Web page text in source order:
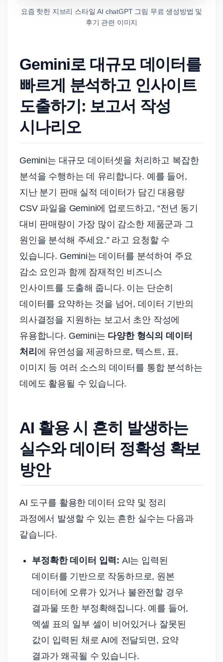
요즘 핫한 지브리 스타일 AI chatGPT 그림 무료 생성방법 및
후기 관련 이미지
Gemini로 대규모 데이터를
빠르게 분석하고 인사이트
도출하기: 보고서 작성
시나리오
Gemini는 대규모 데이터셋을 처리하고 복잡한
분석을 수행하는 데 유리합니다. 예를 들어,
지난 분기 판매 실적 데이터가 담긴 대용량
CSV 파일을 Gemini에 업로드하고, “전년 동기
대비 판매량이 가장 많이 감소한 제품군과 그
원인을 분석해 주세요.” 라고 요청할 수
있습니다. Gemini는 데이터를 분석하여 주요
감소 요인과 함께 잠재적인 비즈니스
인사이트를 도출해 줍니다. 이는 단순히
데이터를 요약하는 것을 넘어, 데이터 기반의
의사결정을 지원하는 보고서 초안 작성에
유용합니다. Gemini는 다양한 형식의 데이터
처리 에 유연성을 제공하므로, 텍스트, 표,
이미지 등 여러 소스의 데이터를 통합 분석하는
데에도 활용될 수 있습니다.
AI 활용 시 흔히 발생하는
실수와 데이터 정확성 확보
방안
AI 도구를 활용한 데이터 요약 및 정리
과정에서 발생할 수 있는 흔한 실수는 다음과
같습니다.
부정확한 데이터 입력: AI는 입력된
데이터를 기반으로 작동하므로, 원본
데이터에 오류가 있거나 불완전할 경우
결과물 또한 부정확해집니다. 예를 들어,
엑셀 표의 일부 셀이 비어있거나 잘못된
값이 입력된 채로 AI에 전달되면, 요약
결과가 왜곡될 수 있습니다.